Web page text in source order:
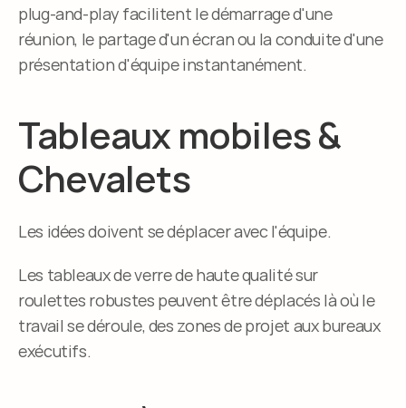
plug-and-play facilitent le démarrage d'une
réunion, le partage d'un écran ou la conduite d'une
présentation d'équipe instantanément.
Tableaux mobiles &
Chevalets
Les idées doivent se déplacer avec l'équipe.
Les tableaux de verre de haute qualité sur
roulettes robustes peuvent être déplacés là où le
travail se déroule, des zones de projet aux bureaux
exécutifs.